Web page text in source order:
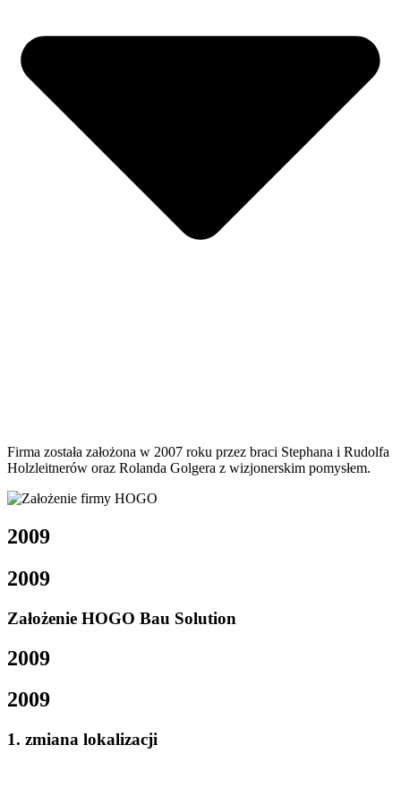
Firma została założona w 2007 roku przez braci Stephana i Rudolfa
Holzleitnerów oraz Rolanda Golgera z wizjonerskim pomysłem.
2009
2009
Założenie HOGO Bau Solution
2009
2009
1. zmiana lokalizacji